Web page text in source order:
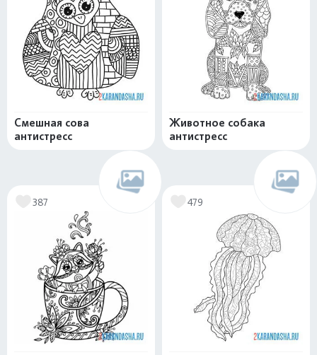
Смешная сова
антистресс
Животное собака
антистресс
387 479